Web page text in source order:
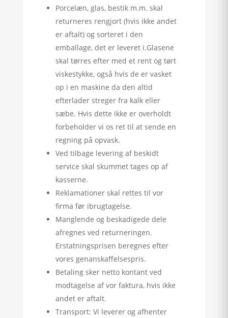
Porcelæn, glas, bestik m.m. skal
returneres rengjort (hvis ikke andet
er aftalt) og sorteret i den
emballage, det er leveret i.Glasene
skal tørres efter med et rent og tørt
viskestykke, også hvis de er vasket
op i en maskine da den altid
efterlader streger fra kalk eller
sæbe. Hvis dette ikke er overholdt
forbeholder vi os ret til at sende en
regning på opvask.
Ved tilbage levering af beskidt
service skal skummet tages op af
kasserne.
Reklamationer skal rettes til vor
firma før ibrugtagelse.
Manglende og beskadigede dele
afregnes ved returneringen.
Erstatningsprisen beregnes efter
vores genanskaffelsespris.
Betaling sker netto kontant ved
modtagelse af vor faktura, hvis ikke
andet er aftalt.
Transport: Vi leverer og afhenter